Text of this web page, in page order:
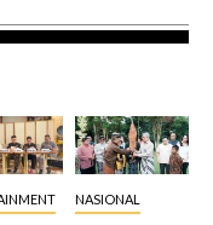
NASIONAL